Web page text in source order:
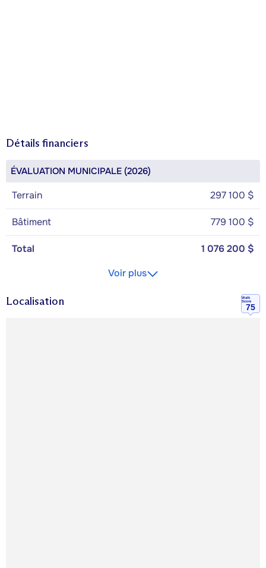
Détails financiers
ÉVALUATION MUNICIPALE (2026)
Terrain 297 100 $
Bâtiment 779 100 $
Total
1 076 200 $
Voir plus
Localisation
Walk
Score
75